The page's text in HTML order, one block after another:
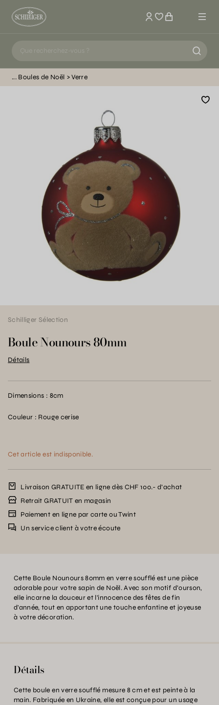
Mon compte
Boules de Noël Verre
Schilliger Sélection
Boule Nounours 80mm
Détails
Dimensions : 8cm
Couleur : Rouge cerise
Cet article est indisponible.
Livraison GRATUITE en ligne dès CHF 100.- d’achat
Retrait GRATUIT en magasin
Paiement en ligne par carte ou Twint
Un service client à votre écoute
Cette Boule Nounours 80mm en verre soufflé est une pièce
adorable pour votre sapin de Noël. Avec son motif d’ourson,
elle incarne la douceur et l'innocence des fêtes de fin
d'année, tout en apportant une touche enfantine et joyeuse
à votre décoration.
Détails
Cette boule en verre soufflé mesure 8 cm et est peinte à la
main. Fabriquée en Ukraine, elle est conçue pour un usage